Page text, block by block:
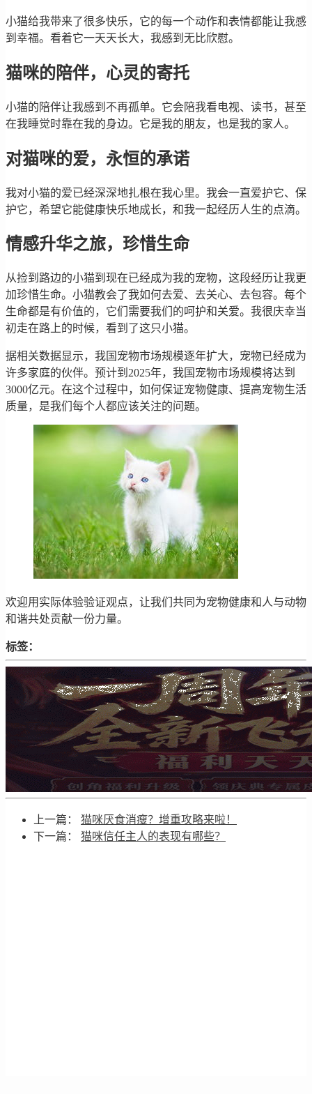
小猫给我带来了很多快乐，它的每一个动作和表情都能让我感
到幸福。看着它一天天长大，我感到无比欣慰。
猫咪的陪伴，心灵的寄托
小猫的陪伴让我感到不再孤单。它会陪我看电视、读书，甚至
在我睡觉时靠在我的身边。它是我的朋友，也是我的家人。
对猫咪的爱，永恒的承诺
我对小猫的爱已经深深地扎根在我心里。我会一直爱护它、保
护它，希望它能健康快乐地成长，和我一起经历人生的点滴。
情感升华之旅，珍惜生命
从捡到路边的小猫到现在已经成为我的宠物，这段经历让我更
加珍惜生命。小猫教会了我如何去爱、去关心、去包容。每个
生命都是有价值的，它们需要我们的呵护和关爱。我很庆幸当
初走在路上的时候，看到了这只小猫。
据相关数据显示，我国宠物市场规模逐年扩大，宠物已经成为
许多家庭的伙伴。预计到2025年，我国宠物市场规模将达到
3000亿元。在这个过程中，如何保证宠物健康、提高宠物生活
质量，是我们每个人都应该关注的问题。
欢迎用实际体验验证观点，让我们共同为宠物健康和人与动物
和谐共处贡献一份力量。
标签：
上一篇： 猫咪厌食消瘦？增重攻略来啦！
下一篇： 猫咪信任主人的表现有哪些？